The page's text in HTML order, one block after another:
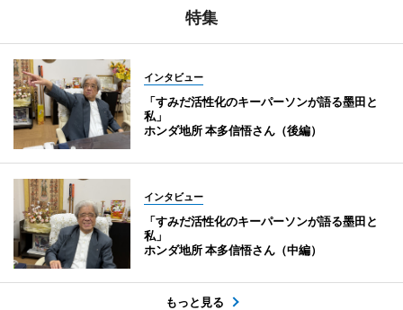
特集
インタビュー
「すみだ活性化のキーパーソンが語る墨田と
私」
ホンダ地所 本多信悟さん（後編）
インタビュー
「すみだ活性化のキーパーソンが語る墨田と
私」
ホンダ地所 本多信悟さん（中編）
もっと見る